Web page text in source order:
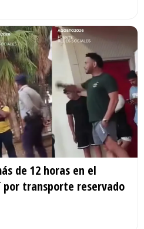
de 12 horas en el
transporte reservado